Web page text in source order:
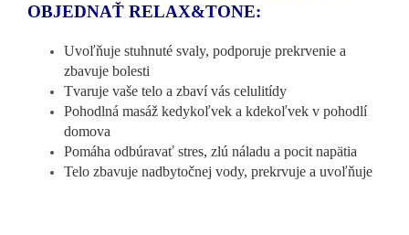
OBJEDNAŤ RELAX&TONE:
Uvoľňuje stuhnuté svaly, podporuje prekrvenie a
zbavuje bolesti
Tvaruje vaše telo a zbaví vás celulitídy
Pohodlná masáž kedykoľvek a kdekoľvek v pohodlí
domova
Pomáha odbúravať stres, zlú náladu a pocit napätia
Telo zbavuje nadbytočnej vody, prekrvuje a uvoľňuje